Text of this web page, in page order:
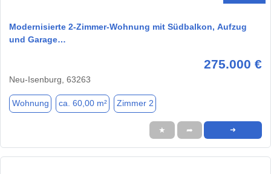
Modernisierte 2-Zimmer-Wohnung mit Südbalkon, Aufzug
und Garage…
275.000 €
Neu-Isenburg, 63263
Wohnung ca. 60,00 m² Zimmer 2
★ ➦ ➜